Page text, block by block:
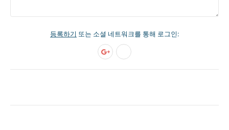
등록하기 또는 소셜 네트워크를 통해 로그인: